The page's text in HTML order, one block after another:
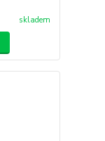
skladem